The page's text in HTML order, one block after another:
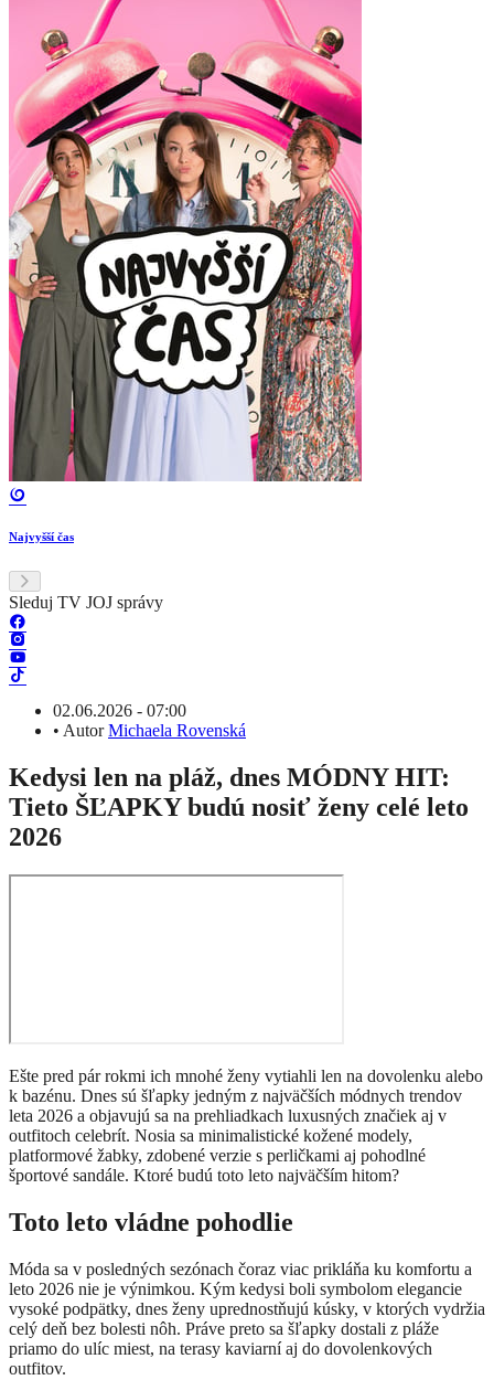
Najvyšší čas
Sleduj TV JOJ správy
02.06.2026 - 07:00
• AutorMichaela Rovenská
Kedysi len na pláž, dnes MÓDNY HIT:
Tieto ŠĽAPKY budú nosiť ženy celé leto
2026
Ešte pred pár rokmi ich mnohé ženy vytiahli len na dovolenku alebo
k bazénu. Dnes sú šľapky jedným z najväčších módnych trendov
leta 2026 a objavujú sa na prehliadkach luxusných značiek aj v
outfitoch celebrít. Nosia sa minimalistické kožené modely,
platformové žabky, zdobené verzie s perličkami aj pohodlné
športové sandále. Ktoré budú toto leto najväčším hitom?
Toto leto vládne pohodlie
Móda sa v posledných sezónach čoraz viac prikláňa ku komfortu a
leto 2026 nie je výnimkou. Kým kedysi boli symbolom elegancie
vysoké podpätky, dnes ženy uprednostňujú kúsky, v ktorých vydržia
celý deň bez bolesti nôh. Práve preto sa šľapky dostali z pláže
priamo do ulíc miest, na terasy kaviarní aj do dovolenkových
outfitov.